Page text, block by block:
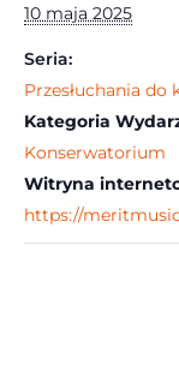
10 maja 2025
Seria:
Przesłuchania
Kategoria
Konserwatorium
Witryna
https://